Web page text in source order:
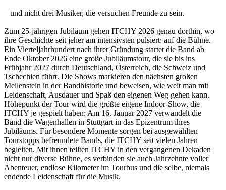
– und nicht drei Musiker, die versuchen Freunde zu sein.
Zum 25-jährigen Jubiläum gehen ITCHY 2026 genau dorthin, wo
ihre Geschichte seit jeher am intensivsten pulsiert: auf die Bühne.
Ein Vierteljahrhundert nach ihrer Gründung startet die Band ab
Ende Oktober 2026 eine große Jubiläumstour, die sie bis ins
Frühjahr 2027 durch Deutschland, Österreich, die Schweiz und
Tschechien führt. Die Shows markieren den nächsten großen
Meilenstein in der Bandhistorie und beweisen, wie weit man mit
Leidenschaft, Ausdauer und Spaß den eigenen Weg gehen kann.
Höhepunkt der Tour wird die größte eigene Indoor-Show, die
ITCHY je gespielt haben: Am 16. Januar 2027 verwandelt die
Band die Wagenhallen in Stuttgart in das Epizentrum ihres
Jubiläums. Für besondere Momente sorgen bei ausgewählten
Tourstopps befreundete Bands, die ITCHY seit vielen Jahren
begleiten. Mit ihnen teilten ITCHY in den vergangenen Dekaden
nicht nur diverse Bühne, es verbinden sie auch Jahrzehnte voller
Abenteuer, endlose Kilometer im Tourbus und die selbe, niemals
endende Leidenschaft für die Musik.